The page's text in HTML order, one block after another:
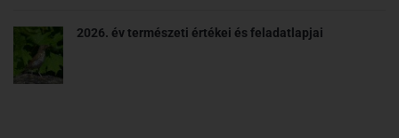
2026. év természeti értékei és feladatlapjai